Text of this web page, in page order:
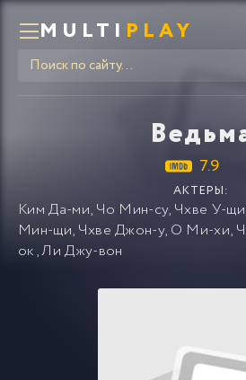
MULTI PLAY
7.9
АКТЕРЫ:
Ким Да-ми, Чо Мин-су, Чхве У-
Мин-щи, Чхве Джон-у, О Ми-хи,
ок,Ли Джу-вон